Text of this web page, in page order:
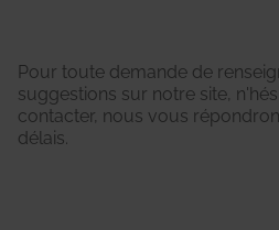
Pour toute demande de
suggestions sur notre site,
contacter, nous vous
délais.